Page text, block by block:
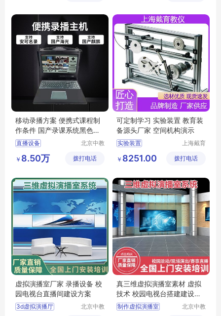
移动录播方案 便携式课程制
作条件 国产录课系统黑色建
设方案
直播设备
便携式录播设备
便携高清移动录播
北京中教
有限公司
￥ 8.50万 拨打电话
可定制学习 实验装置 教育装
备源头厂家 空间机构演示
实验装置
平面机构创新组合及演示实验台
空间机构创新设计拼装实验平台
上海戴育
设备有限
￥ 8251.00 拨打电话
虚拟演播室厂家 录播设备 校
园电视台直播间建设方案
3d虚拟演播厅
北京中教
真三维虚拟演播室素材 虚拟
技术 校园电视台搭建建设方
案
制作虚拟演播室
北京中教